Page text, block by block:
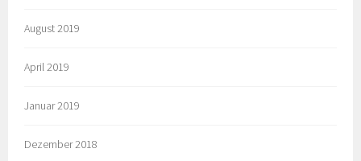
August 2019
April 2019
Januar 2019
Dezember 2018